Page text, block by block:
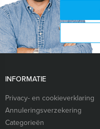
INFORMATIE
Privacy- en cookieverklaring
Annuleringsverzekering
Categorieën